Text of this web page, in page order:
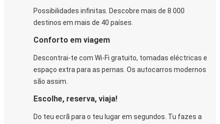
Possibilidades infinitas. Descobre mais de 8 000
destinos em mais de 40 países.
Conforto em viagem
Descontrai-te com Wi-Fi gratuito, tomadas eléctricas e
espaço extra para as pernas. Os autocarros modernos
são assim.
Escolhe, reserva, viaja!
Do teu ecrã para o teu lugar em segundos. Tu fazes a